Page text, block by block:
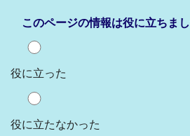
このページの情報は役に立ちま
役に立った
役に立たなかった